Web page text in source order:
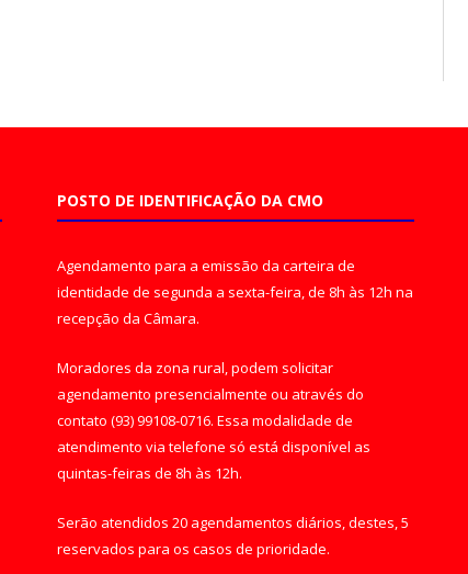
POSTO DE IDENTIFICAÇÃO DA CMO
Agendamento para a emissão da carteira de
identidade de segunda a sexta-feira, de 8h às 12h na
recepção da Câmara.
Moradores da zona rural, podem solicitar
agendamento presencialmente ou através do
contato (93) 99108-0716. Essa modalidade de
atendimento via telefone só está disponível as
quintas-feiras de 8h às 12h.
Serão atendidos 20 agendamentos diários, destes, 5
reservados para os casos de prioridade.